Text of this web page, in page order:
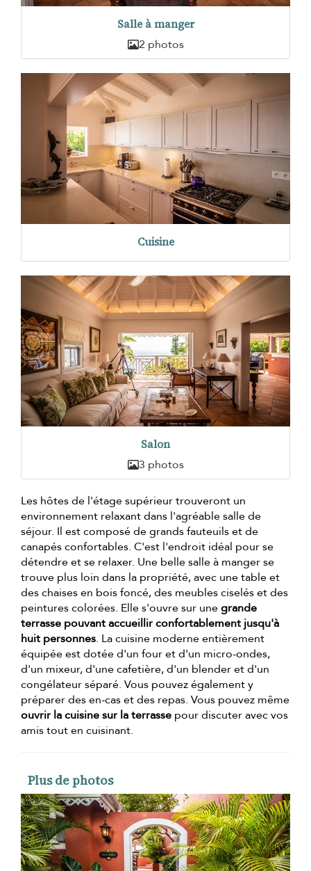
Salle à manger
2 photos
Cuisine
Salon
3 photos
Les hôtes de l'étage supérieur trouveront un
environnement relaxant dans l'agréable salle de
séjour. Il est composé de grands fauteuils et de
canapés confortables. C'est l'endroit idéal pour se
détendre et se relaxer. Une belle salle à manger se
trouve plus loin dans la propriété, avec une table et
des chaises en bois foncé, des meubles ciselés et des
peintures colorées. Elle s'ouvre sur unegrande
terrasse pouvant accueillir confortablement jusqu'à
huit personnes. La cuisine moderne entièrement
équipée est dotée d'un four et d'un micro-ondes,
d'un mixeur, d'une cafetière, d'un blender et d'un
congélateur séparé. Vous pouvez également y
préparer des en-cas et des repas. Vous pouvez même
ouvrir la cuisine sur la terrasse pour discuter avec vos
amis tout en cuisinant.
Plus de photos